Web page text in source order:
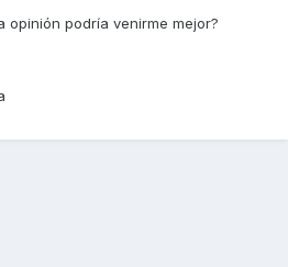
opinión podría venirme mejor?